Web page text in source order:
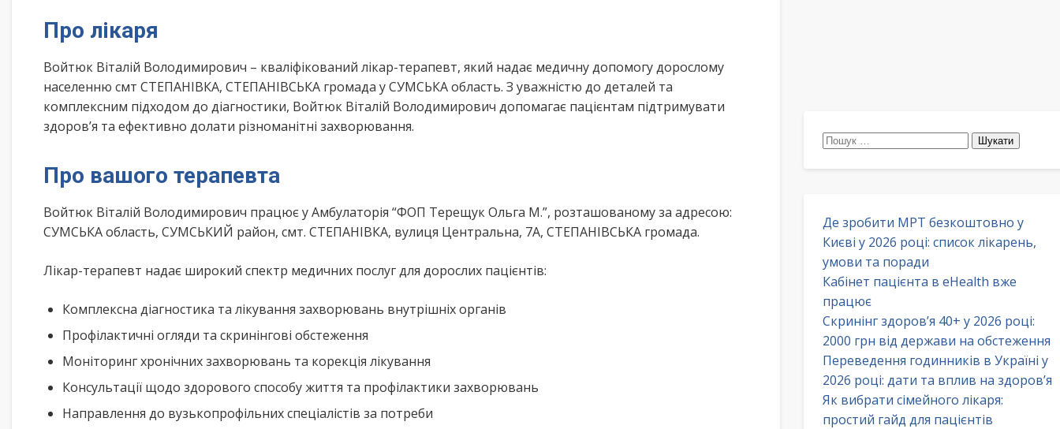
Про лікаря
Войтюк Віталій Володимирович – кваліфікований лікар-терапевт, який надає медичну допомогу дорослому
населенню смт СТЕПАНІВКА, СТЕПАНІВСЬКА громада у СУМСЬКА область. З уважністю до деталей та
комплексним підходом до діагностики, Войтюк Віталій Володимирович допомагає пацієнтам підтримувати
здоров’я та ефективно долати різноманітні захворювання.
Про вашого терапевта
Войтюк Віталій Володимирович працює у Амбулаторія “ФОП Терещук Ольга М.”, розташованому за адресою:
СУМСЬКА область, СУМСЬКИЙ район, смт. СТЕПАНІВКА, вулиця Центральна, 7А, СТЕПАНІВСЬКА громада.
Лікар-терапевт надає широкий спектр медичних послуг для дорослих пацієнтів:
Комплексна діагностика та лікування захворювань внутрішніх органів
Профілактичні огляди та скринінгові обстеження
Моніторинг хронічних захворювань та корекція лікування
Консультації щодо здорового способу життя та профілактики захворювань
Направлення до вузькопрофільних спеціалістів за потреби
Пошук:
Де зробити МРТ безкоштовно у
Києві у 2026 році: список лікарень,
умови та поради
Кабінет пацієнта в eHealth вже
працює
Скринінг здоров’я 40+ у 2026 році:
2000 грн від держави на обстеження
Переведення годинників в Україні у
2026 році: дати та вплив на здоров’я
Як вибрати сімейного лікаря:
простий гайд для пацієнтів